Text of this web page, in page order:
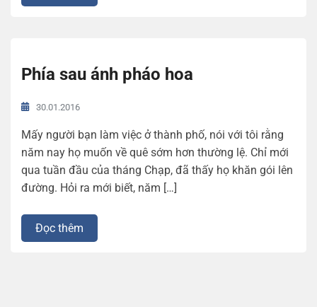
Phía sau ánh pháo hoa
30.01.2016
Mấy người bạn làm việc ở thành phố, nói với tôi rằng
năm nay họ muốn về quê sớm hơn thường lệ. Chỉ mới
qua tuần đầu của tháng Chạp, đã thấy họ khăn gói lên
đường. Hỏi ra mới biết, năm […]
Đọc thêm